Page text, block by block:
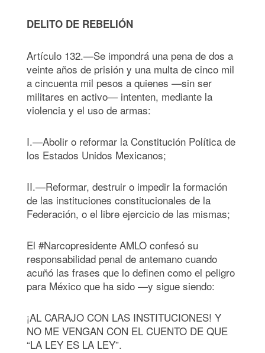
DELITO DE REBELIÓN
Artículo 132.—Se impondrá una pena de dos a
veinte años de prisión y una multa de cinco mil
a cincuenta mil pesos a quienes —sin ser
militares en activo— intenten, mediante la
violencia y el uso de armas:
I.—Abolir o reformar la Constitución Política de
los Estados Unidos Mexicanos;
II.—Reformar, destruir o impedir la formación
de las instituciones constitucionales de la
Federación, o el libre ejercicio de las mismas;
El #Narcopresidente AMLO confesó su
responsabilidad penal de antemano cuando
acuñó las frases que lo definen como el peligro
para México que ha sido —y sigue siendo:
¡AL CARAJO CON LAS INSTITUCIONES! Y
NO ME VENGAN CON EL CUENTO DE QUE
“LA LEY ES LA LEY”.